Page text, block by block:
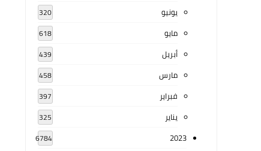
يونيو 320
مايو 618
أبريل 439
مارس 458
فبراير 397
يناير 325
2023
6784